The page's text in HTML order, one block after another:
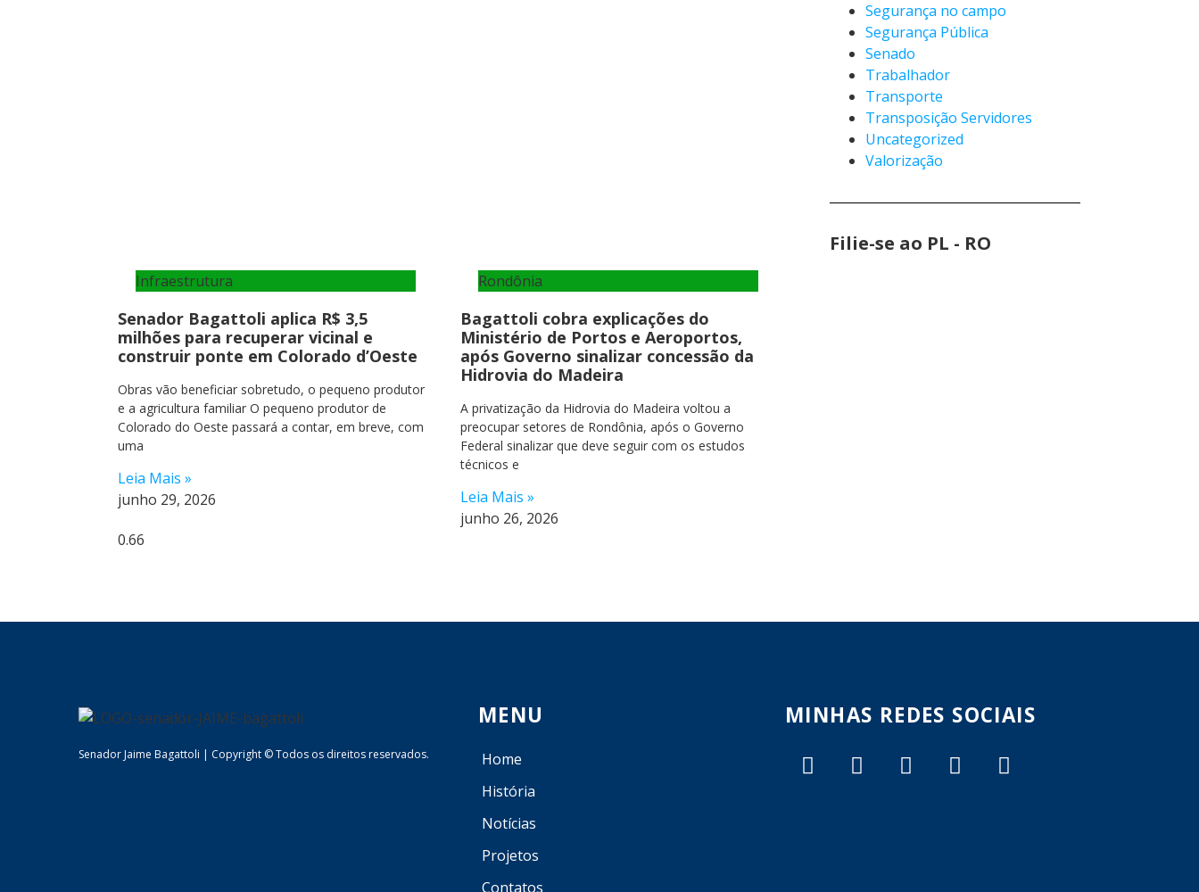
Infraestrutura
Senador Bagattoli aplica R$ 3,5
milhões para recuperar vicinal e
construir ponte em Colorado d’Oeste
Obras vão beneficiar sobretudo, o pequeno produtor
e a agricultura familiar O pequeno produtor de
Colorado do Oeste passará a contar, em breve, com
uma
Leia Mais »
junho 29, 2026
Rondônia
Bagattoli cobra explicações do
Ministério de Portos e Aeroportos,
após Governo sinalizar concessão da
Hidrovia do Madeira
A privatização da Hidrovia do Madeira voltou a
preocupar setores de Rondônia, após o Governo
Federal sinalizar que deve seguir com os estudos
técnicos e
Leia Mais »
junho 26, 2026
Segurança no campo
Segurança Pública
Senado
Trabalhador
Transporte
Transposição Servidores
Uncategorized
Valorização
Filie-se ao PL - RO
Senador Jaime Bagattoli | Copyright © Todos os direitos reservados.
MENU
Home
História
Notícias
Projetos
Contatos
MINHAS REDES SOCIAIS